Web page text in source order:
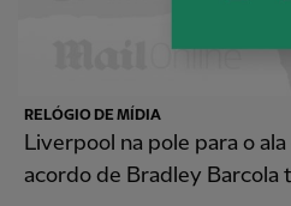
RELÓGIO DE MÍDIA
Liverpool na pole para o
acordo de Bradley Barcola